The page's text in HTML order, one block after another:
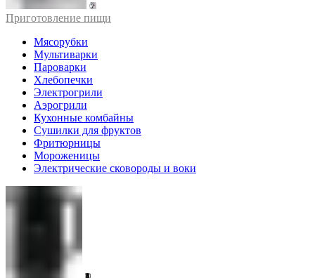
Приготовление пищи
Мясорубки
Мультиварки
Пароварки
Хлебопечки
Электрогрили
Аэрогрили
Кухонные комбайны
Сушилки для фруктов
Фритюрницы
Мороженицы
Электрические сковороды и воки